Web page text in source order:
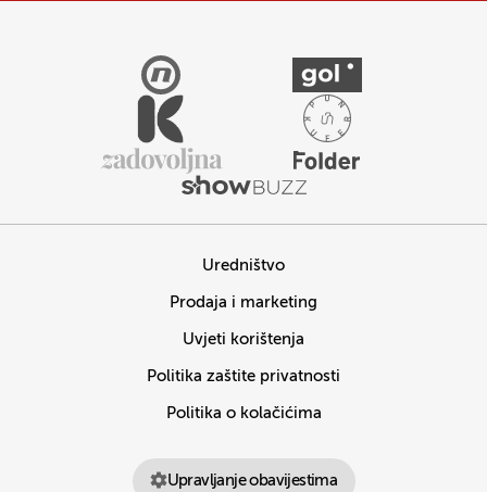
Uredništvo
Prodaja i marketing
Uvjeti korištenja
Politika zaštite privatnosti
Politika o kolačićima
Upravljanje obavijestima